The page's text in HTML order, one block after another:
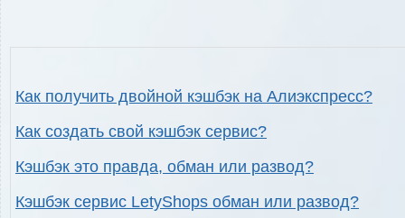
Как получить двойной кэшбэк на Алиэкспресс?
Как создать свой кэшбэк сервис?
Кэшбэк это правда, обман или развод?
Кэшбэк сервис LetyShops обман или развод?